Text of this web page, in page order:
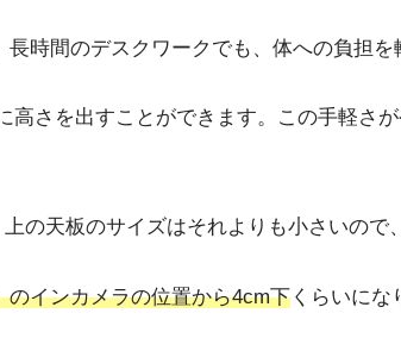
時間のデスクワークでも、体への負担
高さを出すことができます。この手軽さ
の天板のサイズはそれよりも小さいの
のインカメラの位置から4cm下 くらいにな